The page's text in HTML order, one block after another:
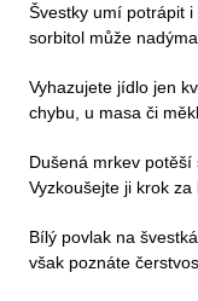
Švestky umí potrápit
sorbitol může
Vyhazujete jídlo jen
chybu, u masa či
Dušená mrkev potěší
Vyzkoušejte ji krok za
Bílý povlak na
však poznáte